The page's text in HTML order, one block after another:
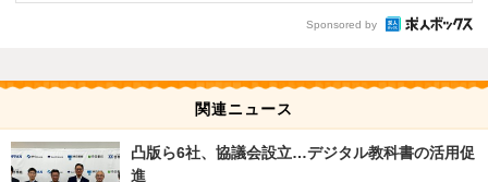
Sponsored by
関連ニュース
凸版ら6社、協議会設立…デジタル教科書の活用促
進